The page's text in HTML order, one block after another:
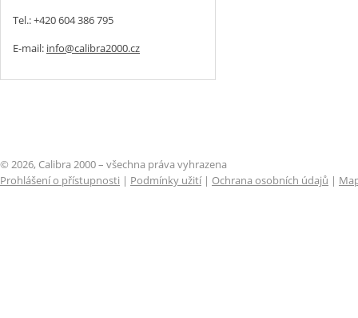
Tel.: +420 604 386 795
E-mail: info@calibra2000.cz
© 2026, Calibra 2000 – všechna práva vyhrazena
Prohlášení o přístupnosti | Podmínky užití| Ochrana osobních údajů |